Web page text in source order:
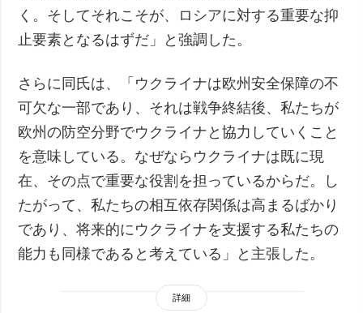
く。そしてそれこそが、ロシアに対する重要な抑
止要素となるはずだ」と強調した。
さらに同氏は、「ウクライナは欧州安全保障の不
可欠な一部であり、それは戦争終結後、私たちが
欧州の防空分野でウクライナと協力していくこと
を意味している。なぜならウクライナは既に現
在、その点で重要な役割を担っているからだ。し
たがって、私たちの相互依存関係は高まるばかり
であり、将来的にウクライナを支援する私たちの
能力も同様であると考えている」と主張した。
詳細